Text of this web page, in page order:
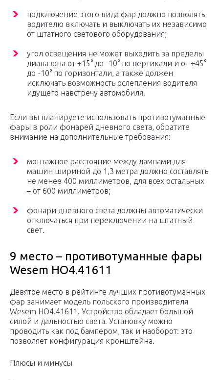
подключение этого вида фар должно позволять
водителю включать и выключать их независимо
от штатного светового оборудования;
угол освещения не может выходить за пределы
диапазона от +15° до -10° по вертикали и от +45°
до -10° по горизонтали, а также должен
исключать возможность ослепления водителя
идущего навстречу автомобиля.
Если вы планируете использовать противотуманные
фары в роли фонарей дневного света, обратите
внимание на дополнительные требования:
монтажное расстояние между лампами для
машин шириной до 1,3 метра должно составлять
не менее 400 миллиметров, для всех остальных
– от 600 миллиметров;
фонари дневного света должны автоматически
отключаться при переключении на штатный
свет.
9 место – противотуманные фары
Wesem HO4.41611
Девятое место в рейтинге лучших противотуманных
фар занимает модель польского производителя
Wesem HO4.41611. Устройство обладает большой
силой и дальностью света. Установку можно
проводить как под бампером, так и наоборот: это
позволяет конфигурация кронштейна.
Плюсы и минусы